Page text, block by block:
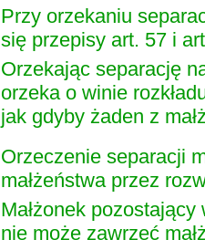
Przy orzekaniu
się przepisy art. 57 i
Orzekając separację
orzeka o winie
jak gdyby żaden z
Orzeczenie separacji
małżeństwa przez
Małżonek pozostający
nie może zawrzeć